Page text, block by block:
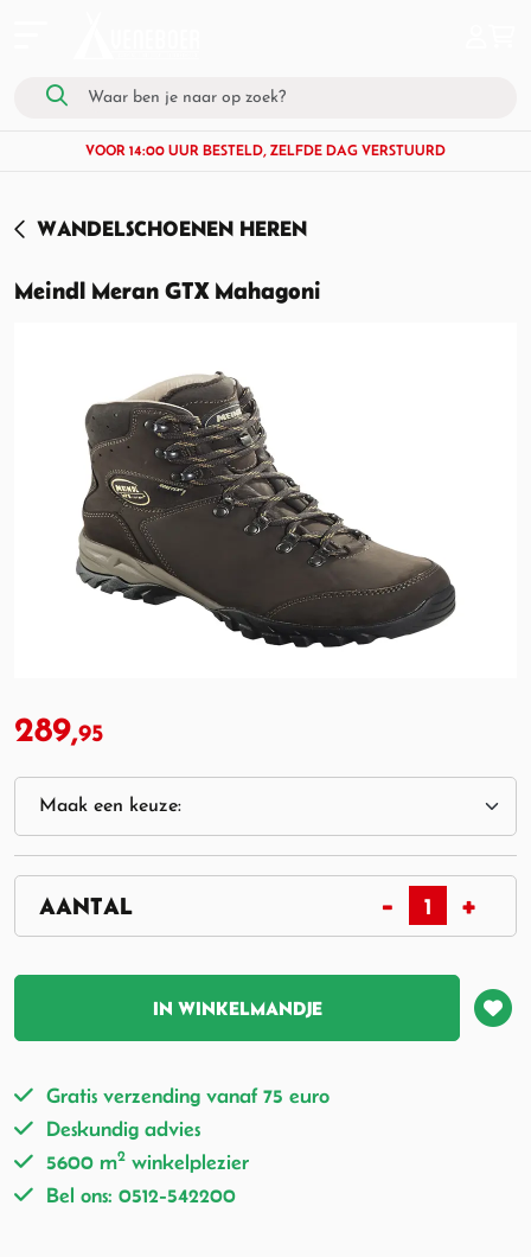
VOOR 14:00 UUR BESTELD, ZELFDE DAG VERSTUURD
WANDELSCHOENEN HEREN
Meindl Meran GTX Mahagoni
289,95
IN WINKELMANDJE
Gratis verzending vanaf 75 euro
Deskundig advies
5600 m2 winkelplezier
Bel ons: 0512-542200